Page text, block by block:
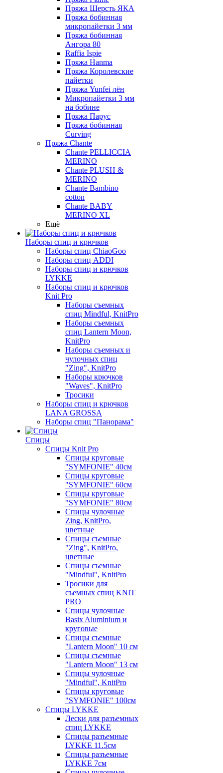
Пряжа Шерсть ЯКА
Пряжа бобинная
микропайетки 3 мм
Пряжа бобинная
Ангора 80
Raffia Ispie
Пряжа Hanma
Пряжа Королевские
пайетки
Пряжа Yunfei лён
Микропайетки 3 мм
на бобине
Пряжа Парус
Пряжа бобинная
Curving
Пряжа Chante
Chante PELLICCIA
MERINO
Chante PLUSH &
MERINO
Chante Bambino
cotton
Chante BABY
MERINO XL
Ещё
Наборы спиц и крючков
Наборы спиц ChiaoGoo
Наборы спиц ADDI
Наборы спиц и крючков
LYKKE
Наборы спиц и крючков
Knit Pro
Наборы съемных
спиц Mindful, KnitPro
Наборы съемных
спиц Lantern Moon,
KnitPro
Наборы съемных и
чулочных спиц
"Zing", KnitPro
Наборы крючков
"Waves", KnitPro
Тросики
Наборы спиц и крючков
LANA GROSSA
Наборы спиц "Панорама"
Спицы
Спицы Knit Pro
Спицы круговые
"SYMFONIE" 40см
Спицы круговые
"SYMFONIE" 60см
Спицы круговые
"SYMFONIE" 80см
Спицы чулочные
Zing, KnitPro,
цветные
Спицы съемные
"Zing", KnitPro,
цветные
Спицы съемные
"Mindful", KnitPro
Тросики для
съемных спиц KNIT
PRO
Спицы чулочные
Basix Aluminium и
круговые
Спицы съемные
"Lantern Moon" 10 см
Спицы съемные
"Lantern Moon" 13 см
Спицы чулочные
"Mindful", KnitPro
Спицы круговые
"SYMFONIE" 100см
Спицы LYKKE
Лески для разъемных
спиц LYKKE
Спицы разъемные
LYKKE 11.5см
Спицы разъемные
LYKKE 7см